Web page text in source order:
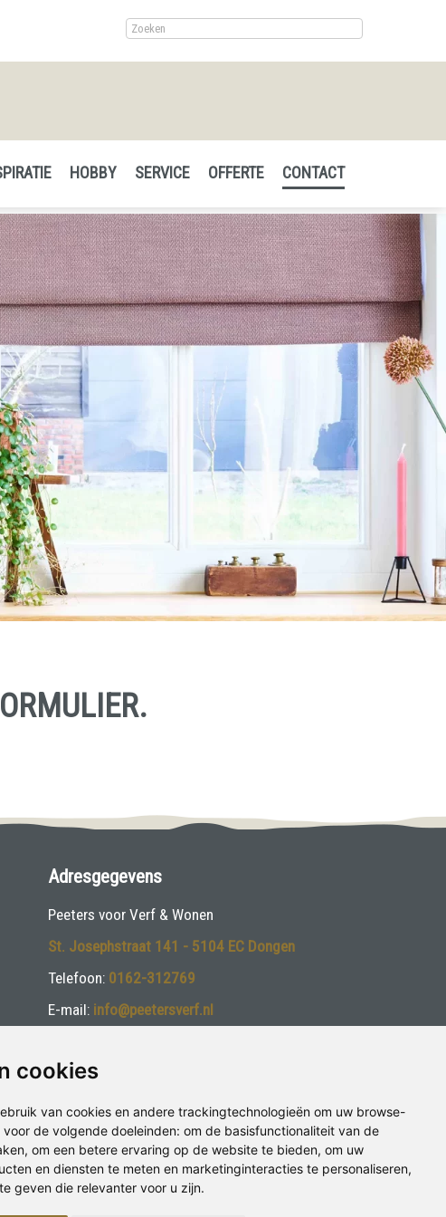
cookies
van cookies en andere trackingtechnologieën om uw browse-
de volgende doeleinden: om de basisfunctionaliteit van de
, om een betere ervaring op de website te bieden, om uw
en diensten te meten en marketinginteracties te personaliseren,
geven die relevanter voor u zijn.
HOBBY SERVICE OFFERTE CONTACT
Adresgegevens
Peeters voor Verf & Wonen
St. Josephstraat 141 - 5104 EC Dongen
Telefoon: 0162-312769
E-mail: info@peetersverf.nl
Volg ons: